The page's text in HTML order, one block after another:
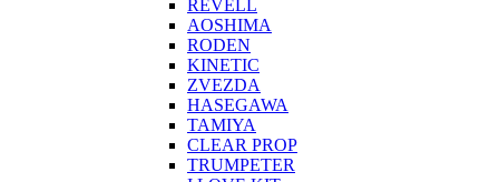
REVELL
AOSHIMA
RODEN
KINETIC
ZVEZDA
HASEGAWA
TAMIYA
CLEAR PROP
TRUMPETER